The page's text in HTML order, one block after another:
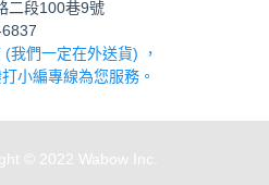
二段100巷9號
們一定在外送貨) ，
小編專線為您服務。
© 2022 Wabow Inc.